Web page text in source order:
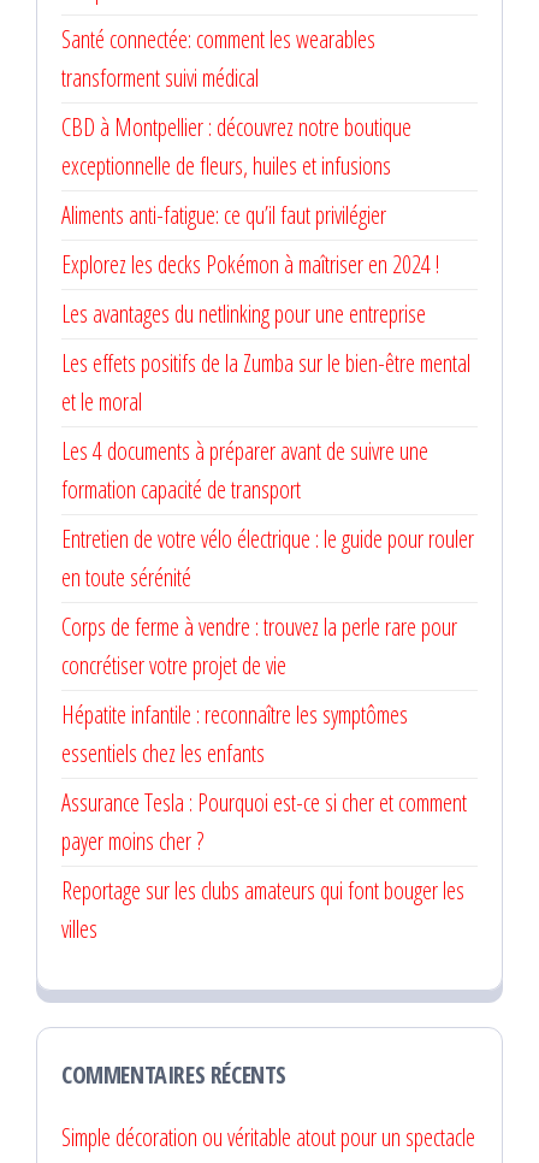
Santé connectée: comment les wearables
transforment suivi médical
CBD à Montpellier : découvrez notre boutique
exceptionnelle de fleurs, huiles et infusions
Aliments anti-fatigue: ce qu’il faut privilégier
Explorez les decks Pokémon à maîtriser en 2024 !
Les avantages du netlinking pour une entreprise
Les effets positifs de la Zumba sur le bien-être mental
et le moral
Les 4 documents à préparer avant de suivre une
formation capacité de transport
Entretien de votre vélo électrique : le guide pour rouler
en toute sérénité
Corps de ferme à vendre : trouvez la perle rare pour
concrétiser votre projet de vie
Hépatite infantile : reconnaître les symptômes
essentiels chez les enfants
Assurance Tesla : Pourquoi est-ce si cher et comment
payer moins cher ?
Reportage sur les clubs amateurs qui font bouger les
villes
COMMENTAIRES RÉCENTS
Simple décoration ou véritable atout pour un spectacle